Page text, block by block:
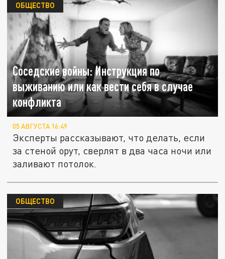
Соседские войны: Инструкция по
выживанию или как вести себя в случае
конфликта
ОБЩЕСТВО
05 АВГУСТА 16:49
Эксперты рассказывают, что делать, если
за стеной орут, сверлят в два часа ночи или
заливают потолок.
ОБЩЕСТВО